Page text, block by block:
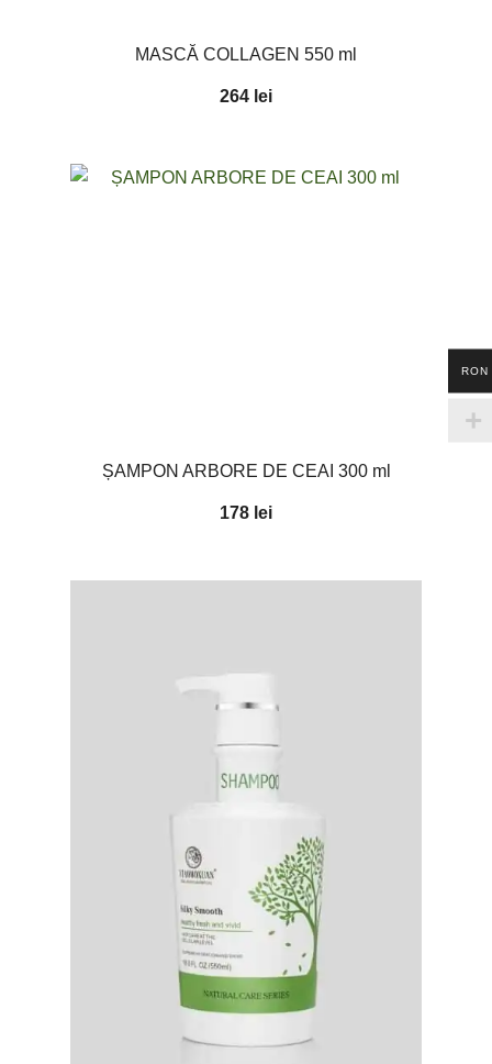
MASCĂ COLLAGEN 550 ml
264 lei
ȘAMPON ARBORE DE CEAI 300 ml
178 lei
RON